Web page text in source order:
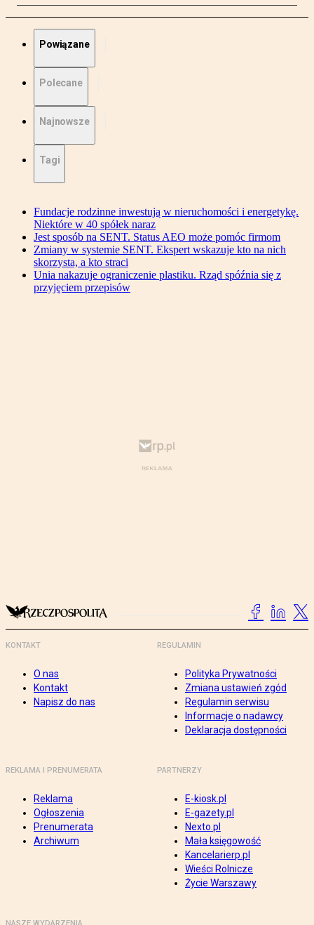
Powiązane
Polecane
Najnowsze
Tagi
Fundacje rodzinne inwestują w nieruchomości i energetykę.
Niektóre w 40 spółek naraz
Jest sposób na SENT. Status AEO może pomóc firmom
Zmiany w systemie SENT. Ekspert wskazuje kto na nich
skorzysta, a kto straci
Unia nakazuje ograniczenie plastiku. Rząd spóźnia się z
przyjęciem przepisów
KONTAKT
O nas
Kontakt
Napisz do nas
REGULAMIN
Polityka Prywatności
Zmiana ustawień zgód
Regulamin serwisu
Informacje o nadawcy
Deklaracja dostępności
REKLAMA I PRENUMERATA
Reklama
Ogłoszenia
Prenumerata
Archiwum
PARTNERZY
E-kiosk.pl
E-gazety.pl
Nexto.pl
Mała księgowość
Kancelarierp.pl
Wieści Rolnicze
Życie Warszawy